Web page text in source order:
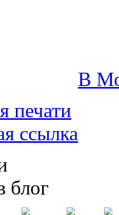
В
печати
ссылка
блог